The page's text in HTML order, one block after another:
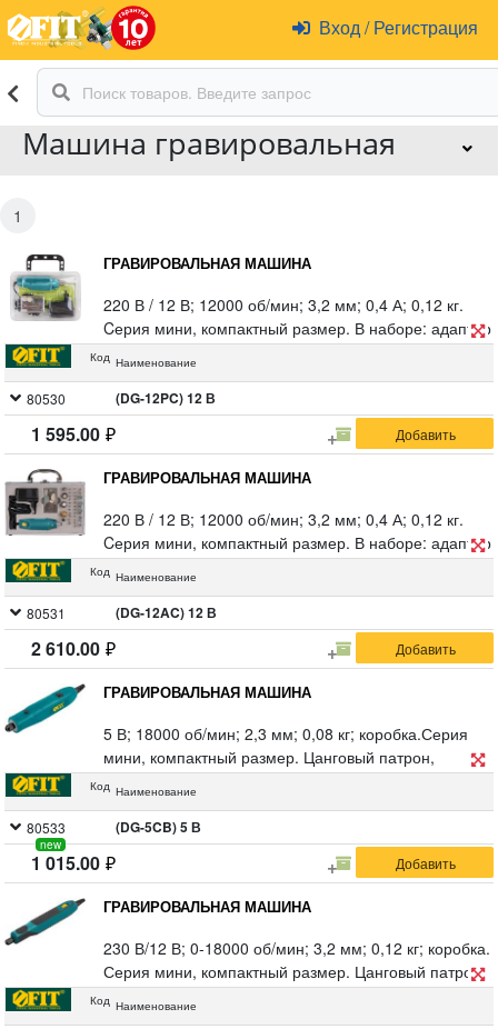
Вход /Регистрация
Машина гравировальная
1
ГРАВИРОВАЛЬНАЯ МАШИНА
220 В / 12 В; 12000 об/мин; 3,2 мм; 0,4 А; 0,12 кг.
Cерия мини, компактный размер. В наборе: адаптер
12 В, набор насадок, прозрачный пластиковый кейс.
Код Наименование
80530 (DG-12PC) 12 В
1 595.00
ГРАВИРОВАЛЬНАЯ МАШИНА
220 В / 12 В; 12000 об/мин; 3,2 мм; 0,4 А; 0,12 кг.
Cерия мини, компактный размер. В наборе: адаптер
12 В, набор насадок, алюминиевый кейс. Цанговый
Код Наименование
80531 (DG-12AC) 12 В
2 610.00
ГРАВИРОВАЛЬНАЯ МАШИНА
5 В; 18000 об/мин; 2,3 мм; 0,08 кг; коробка.Серия
мини, компактный размер. Цанговый патрон,
светодиодная подсветка рабочей зоны, кабель Type-
Код Наименование
80533
new
(DG-5CB) 5 В
1 015.00
ГРАВИРОВАЛЬНАЯ МАШИНА
230 В/12 В; 0-18000 об/мин; 3,2 мм; 0,12 кг; коробка.
Серия мини, компактный размер. Цанговый патрон,
электронный регулятор оборотов двигателя на 7
Код Наименование